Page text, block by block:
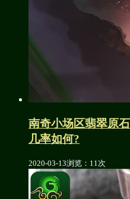
南奇小场区翡翠原
几率如何?
2020-03-13浏览：11次